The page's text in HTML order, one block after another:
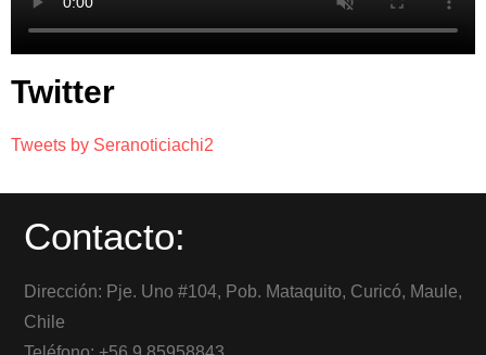
Twitter
Tweets by Seranoticiachi2
Contacto:
Dirección: Pje. Uno #104, Pob. Mataquito, Curicó, Maule,
Chile